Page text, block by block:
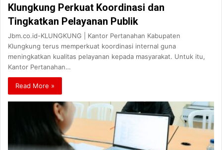
Klungkung Perkuat Koordinasi dan
Tingkatkan Pelayanan Publik
Jbm.co.id-KLUNGKUNG | Kantor Pertanahan Kabupaten
Klungkung terus memperkuat koordinasi internal guna
meningkatkan kualitas pelayanan kepada masyarakat. Untuk itu,
Kantor Pertanahan…
Read More »